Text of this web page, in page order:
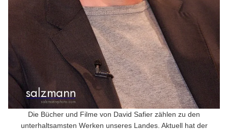
Die Bücher und Filme von David Safier zählen zu den
unterhaltsamsten Werken unseres Landes. Aktuell hat der